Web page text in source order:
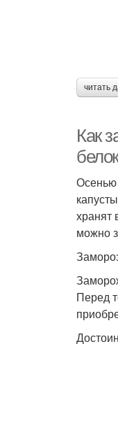
читать
Как
Осенью
хранят
можно
Перед